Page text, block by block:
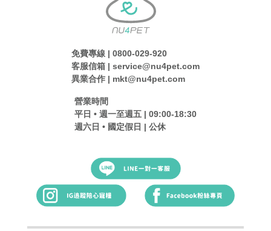
免費專線 | 0800-029-920
客服信箱 | service@nu4pet.com
異業合作 | mkt@nu4pet.com
營業時間
平日 • 週一至週五 | 09:00-18:30
週六日 • 國定假日 | 公休